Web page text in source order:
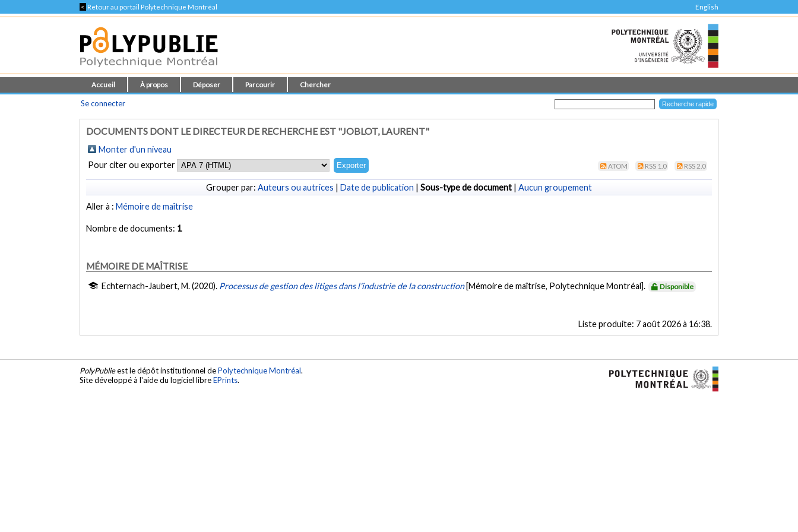
< Retour au portail Polytechnique Montréal English
Accueil À propos Déposer Parcourir Chercher
Se connecter
DOCUMENTS DONT LE DIRECTEUR DE RECHERCHE EST "JOBLOT, LAURENT"
Monter d'un niveau
Pour citer ou exporter
ATOM RSS 1.0 RSS 2.0
Grouper par: Auteurs ou autrices | Date de publication | Sous-type de document | Aucun groupement
Aller à :Mémoire de maîtrise
Nombre de documents: 1
MÉMOIRE DE MAÎTRISE
Echternach-Jaubert, M. (2020). Processus de gestion des litiges dans l'industrie de la construction [Mémoire de maîtrise, Polytechnique Montréal]. Disponible
Liste produite: 7 août 2026 à 16:38.
PolyPublieest le dépôt institutionnel dePolytechnique Montréal.
Site développé à l'aide du logiciel libreEPrints.